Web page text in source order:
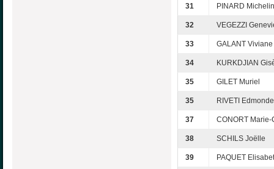
31 PINARD
32 VEGEZZI
33 GALANT Viviane
34 KURKDJIAN
35 GILET Muriel
35 RIVETI Edmonde
37 CONORT Marie-
38 SCHILS Joëlle
39 PAQUET